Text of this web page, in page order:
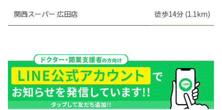
関西スーパー 広田店 徒歩14分 (1.1km)